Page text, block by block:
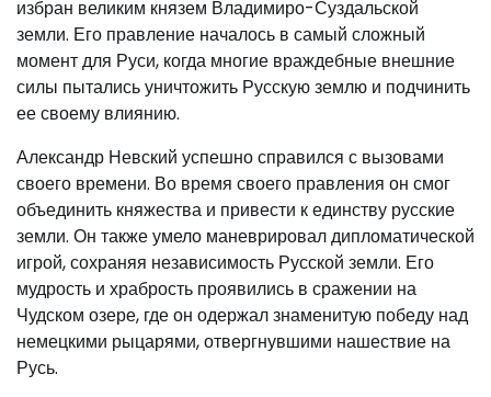
избран великим князем Владимиро-Суздальской
земли. Его правление началось в самый сложный
момент для Руси, когда многие враждебные внешние
силы пытались уничтожить Русскую землю и подчинить
ее своему влиянию.
Александр Невский успешно справился с вызовами
своего времени. Во время своего правления он смог
объединить княжества и привести к единству русские
земли. Он также умело маневрировал дипломатической
игрой, сохраняя независимость Русской земли. Его
мудрость и храбрость проявились в сражении на
Чудском озере, где он одержал знаменитую победу над
немецкими рыцарями, отвергнувшими нашествие на
Русь.